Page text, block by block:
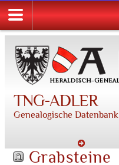
TNG-ADLER
Genealogische Datenbank
Grabsteine